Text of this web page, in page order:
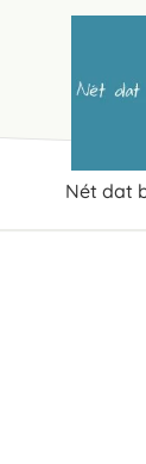
Nét dat